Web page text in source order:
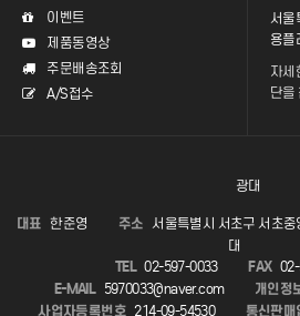
이벤트
제품동영상
주문배송조회
A/S접수
서울
용플
자세
단을
광대
대표 한준영 주소 서울특별시 서초구 서초
대
TEL 02-597-0033 FAX
E-MAIL 5970033@naver.com 개인정
사업자등록번호 214-09-54530 통신판